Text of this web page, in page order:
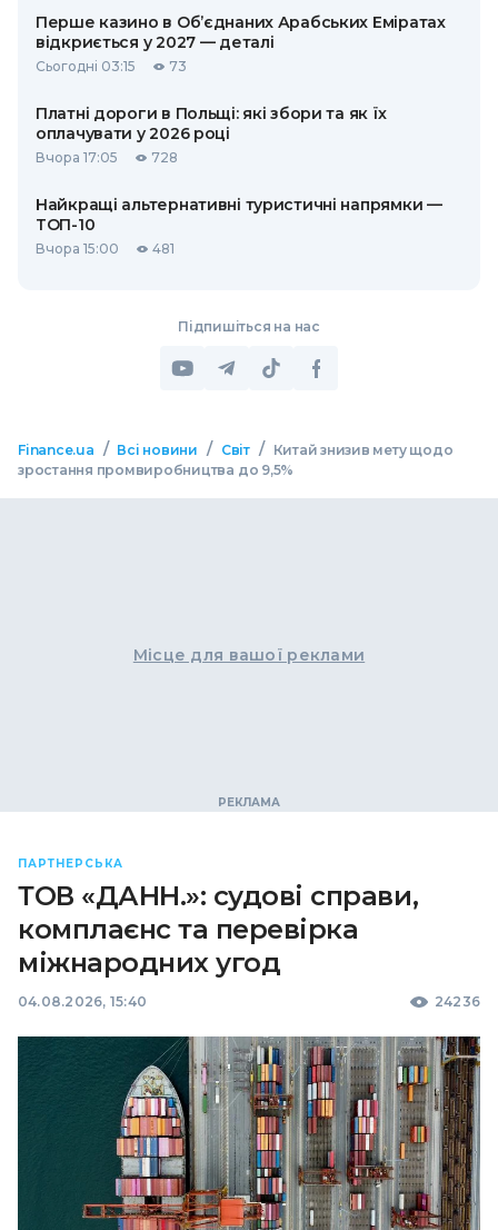
Перше казино в Об’єднаних Арабських Еміратах
відкриється у 2027 — деталі
Сьогодні 03:15 73
Платні дороги в Польщі: які збори та як їх
оплачувати у 2026 році
Вчора 17:05 728
Найкращі альтернативні туристичні напрямки —
ТОП-10
Вчора 15:00 481
Підпишіться на нас
Finance.ua / Всі новини / Світ /
Китай знизив мету щодо
зростання промвиробництва до 9,5%
Місце для вашої реклами
ПАРТНЕРСЬКА
ТОВ «ДАНН.»: судові справи,
комплаєнс та перевірка
міжнародних угод
04.08.2026, 15:40 24236